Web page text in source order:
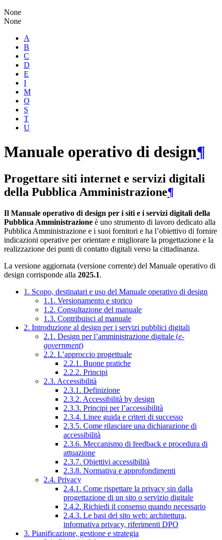
None
None
A
B
C
D
E
I
M
O
S
T
U
Manuale operativo di design¶
Progettare siti internet e servizi digitali
della Pubblica Amministrazione¶
Il Manuale operativo di design per i siti e i servizi digitali della
Pubblica Amministrazione è uno strumento di lavoro dedicato alla
Pubblica Amministrazione e i suoi fornitori e ha l’obiettivo di fornire
indicazioni operative per orientare e migliorare la progettazione e la
realizzazione dei punti di contatto digitali verso la cittadinanza.
La versione aggiornata (versione corrente) del Manuale operativo di
design corrisponde alla 2025.1.
1. Scopo, destinatari e uso del Manuale operativo di design
1.1. Versionamento e storico
1.2. Consultazione del manuale
1.3. Contribuisci al manuale
2. Introduzione al design per i servizi pubblici digitali
2.1. Design per l’amministrazione digitale (e-
government)
2.2. L’approccio progettuale
2.2.1. Buone pratiche
2.2.2. Principi
2.3. Accessibilità
2.3.1. Definizione
2.3.2. Accessibilità by design
2.3.3. Principi per l’accessibilità
2.3.4. Linee guida e criteri di successo
2.3.5. Come rilasciare una dichiarazione di
accessibilità
2.3.6. Meccanismo di feedback e procedura di
attuazione
2.3.7. Obiettivi accessibilità
2.3.8. Normativa e approfondimenti
2.4. Privacy
2.4.1. Come rispettare la privacy sin dalla
progettazione di un sito o servizio digitale
2.4.2. Richiedi il consenso quando necessario
2.4.3. Le basi del sito web: architettura,
informativa privacy, riferimenti DPO
3. Pianificazione, gestione e strategia